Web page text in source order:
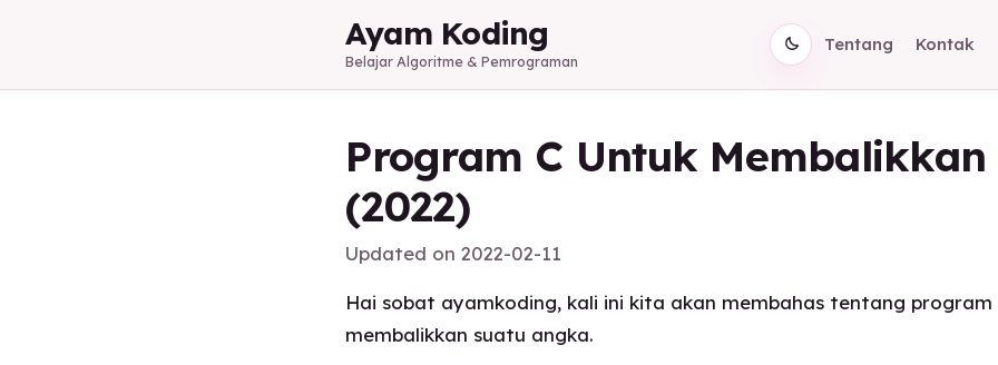
Ayam Koding
Belajar Algoritme & Pemrograman
Tentang Kontak
Program C Untuk
(2022)
Updated on2022-02-11
Hai sobat ayamkoding, kali ini kita akan membahas tentang program
membalikkan suatu angka.